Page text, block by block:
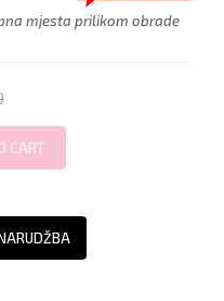
mjesta prilikom obrade